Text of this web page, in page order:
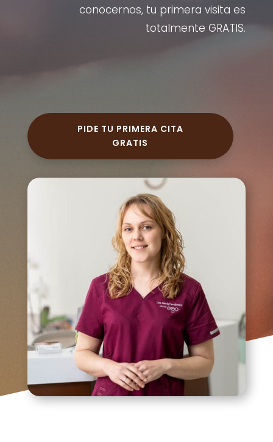
conocernos, tu primera visita es
totalmente GRATIS.
PIDE TU PRIMERA CITA
GRATIS